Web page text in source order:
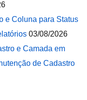
e Coluna para Status
03/08/2026
e Camada em
de Cadastro